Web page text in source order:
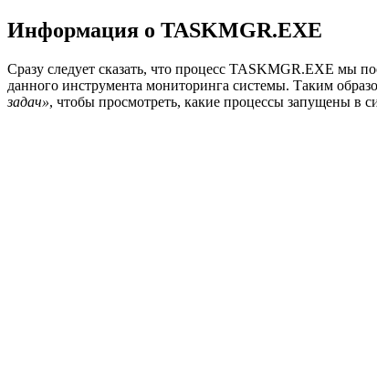
Информация о TASKMGR.EXE
Сразу следует сказать, что процесс TASKMGR.EXE мы
данного инструмента мониторинга системы. Таким
задач», чтобы просмотреть, какие процессы запущены в